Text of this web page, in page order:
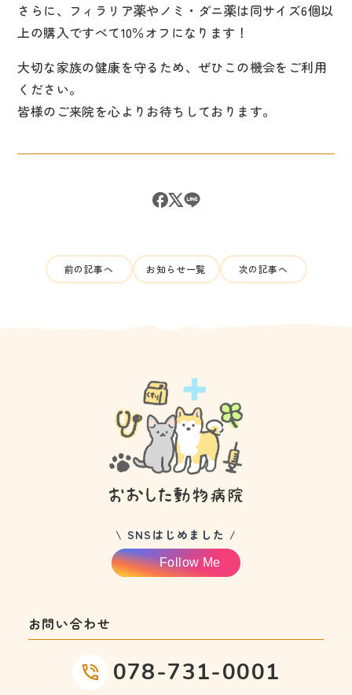
さらに、フィラリア薬やノミ・ダニ薬は同サイズ6個以
上の購入ですべて10％オフになります！
大切な家族の健康を守るため、ぜひこの機会をご利用
ください。
皆様のご来院を心よりお待ちしております。
前の記事へ お知らせ一覧 次の記事へ
\ SNSはじめました /
Follow Me
お問い合わせ
078-731-0001